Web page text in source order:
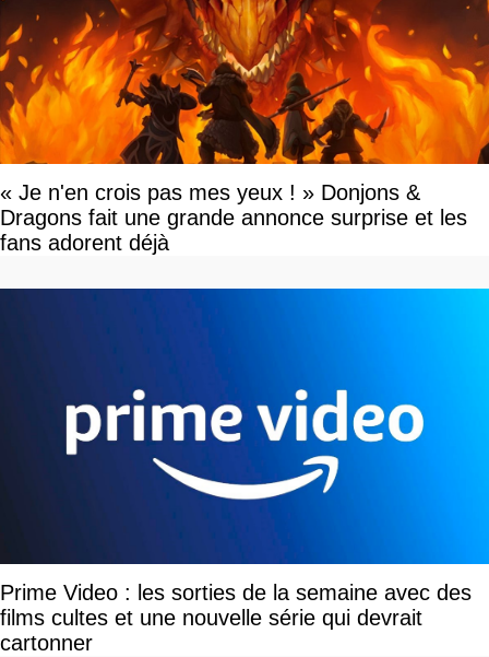
« Je n'en crois pas mes yeux ! » Donjons &
Dragons fait une grande annonce surprise et les
fans adorent déjà
Prime Video : les sorties de la semaine avec des
films cultes et une nouvelle série qui devrait
cartonner